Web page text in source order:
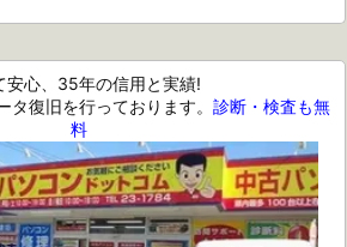
安心、35年の信用と実績!
タ復旧を行っております。 診断・検査も無
料